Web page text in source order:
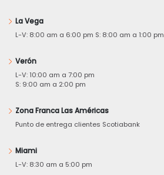
La Vega
L-V: 8:00 am a 6:00 pm S: 8:00 am a 1:00 pm
Verón
L-V: 10:00 am a 7:00 pm
S: 9:00 am a 2:00 pm
Zona Franca Las Américas
Punto de entrega clientes Scotiabank
Miami
L-V: 8:30 am a 5:00 pm